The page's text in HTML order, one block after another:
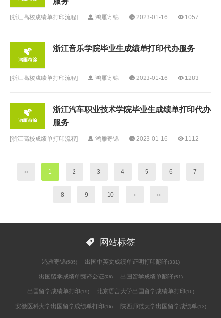
[浙江高校成绩单打印流程] 鸿雁寄锦 2023-01-16 1057
浙江音乐学院毕业生成绩单打印代办服务
[浙江高校成绩单打印流程] 鸿雁寄锦 2023-01-16 1283
浙江汽车职业技术学院毕业生成绩单打印代办
服务
[浙江高校成绩单打印流程] 鸿雁寄锦 2023-01-16 1112
‹‹ 1 2 3 4 5 6 7
8 9 10 › ››
 网站标签
鸿雁寄锦(585) 出国中英文成绩单证明打印翻译(331)
出国留学成绩单翻译公证(98) 出国留学成绩单翻译(51)
出国留学成绩单打印(19) 北京语言大学出国留学成绩单打印(16)
安徽医科大学出国留学成绩单打印(16) 陕西师范大学出国留学成绩单(13)